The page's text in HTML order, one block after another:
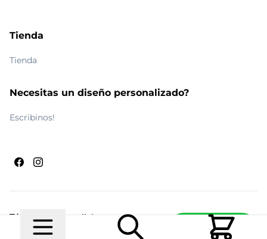
Escribinos
Tienda
Tienda
Necesitas un diseño personalizado?
Escribinos!
© 2026 Maldito RamónRealizado por Ecwid de
Términos y condiciones